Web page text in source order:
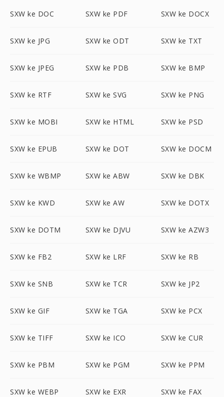
SXW ke DOC SXW ke PDF SXW ke DOCX
SXW ke JPG SXW ke ODT SXW ke TXT
SXW ke JPEG SXW ke PDB SXW ke BMP
SXW ke RTF SXW ke SVG SXW ke PNG
SXW ke MOBI SXW ke HTML SXW ke PSD
SXW ke EPUB SXW ke DOT SXW ke DOCM
SXW ke WBMP SXW ke ABW SXW ke DBK
SXW ke KWD SXW ke AW SXW ke DOTX
SXW ke DOTM SXW ke DJVU SXW ke AZW3
SXW ke FB2 SXW ke LRF SXW ke RB
SXW ke SNB SXW ke TCR SXW ke JP2
SXW ke GIF SXW ke TGA SXW ke PCX
SXW ke TIFF SXW ke ICO SXW ke CUR
SXW ke PBM SXW ke PGM SXW ke PPM
SXW ke WEBP SXW ke EXR SXW ke FAX